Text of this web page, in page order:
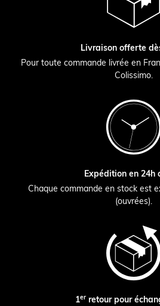
Livraison offerte
Pour toute commande livrée en
Colissimo.
Expédition en 24h
Chaque commande en stock est
(ouvrées).
1erretour pour